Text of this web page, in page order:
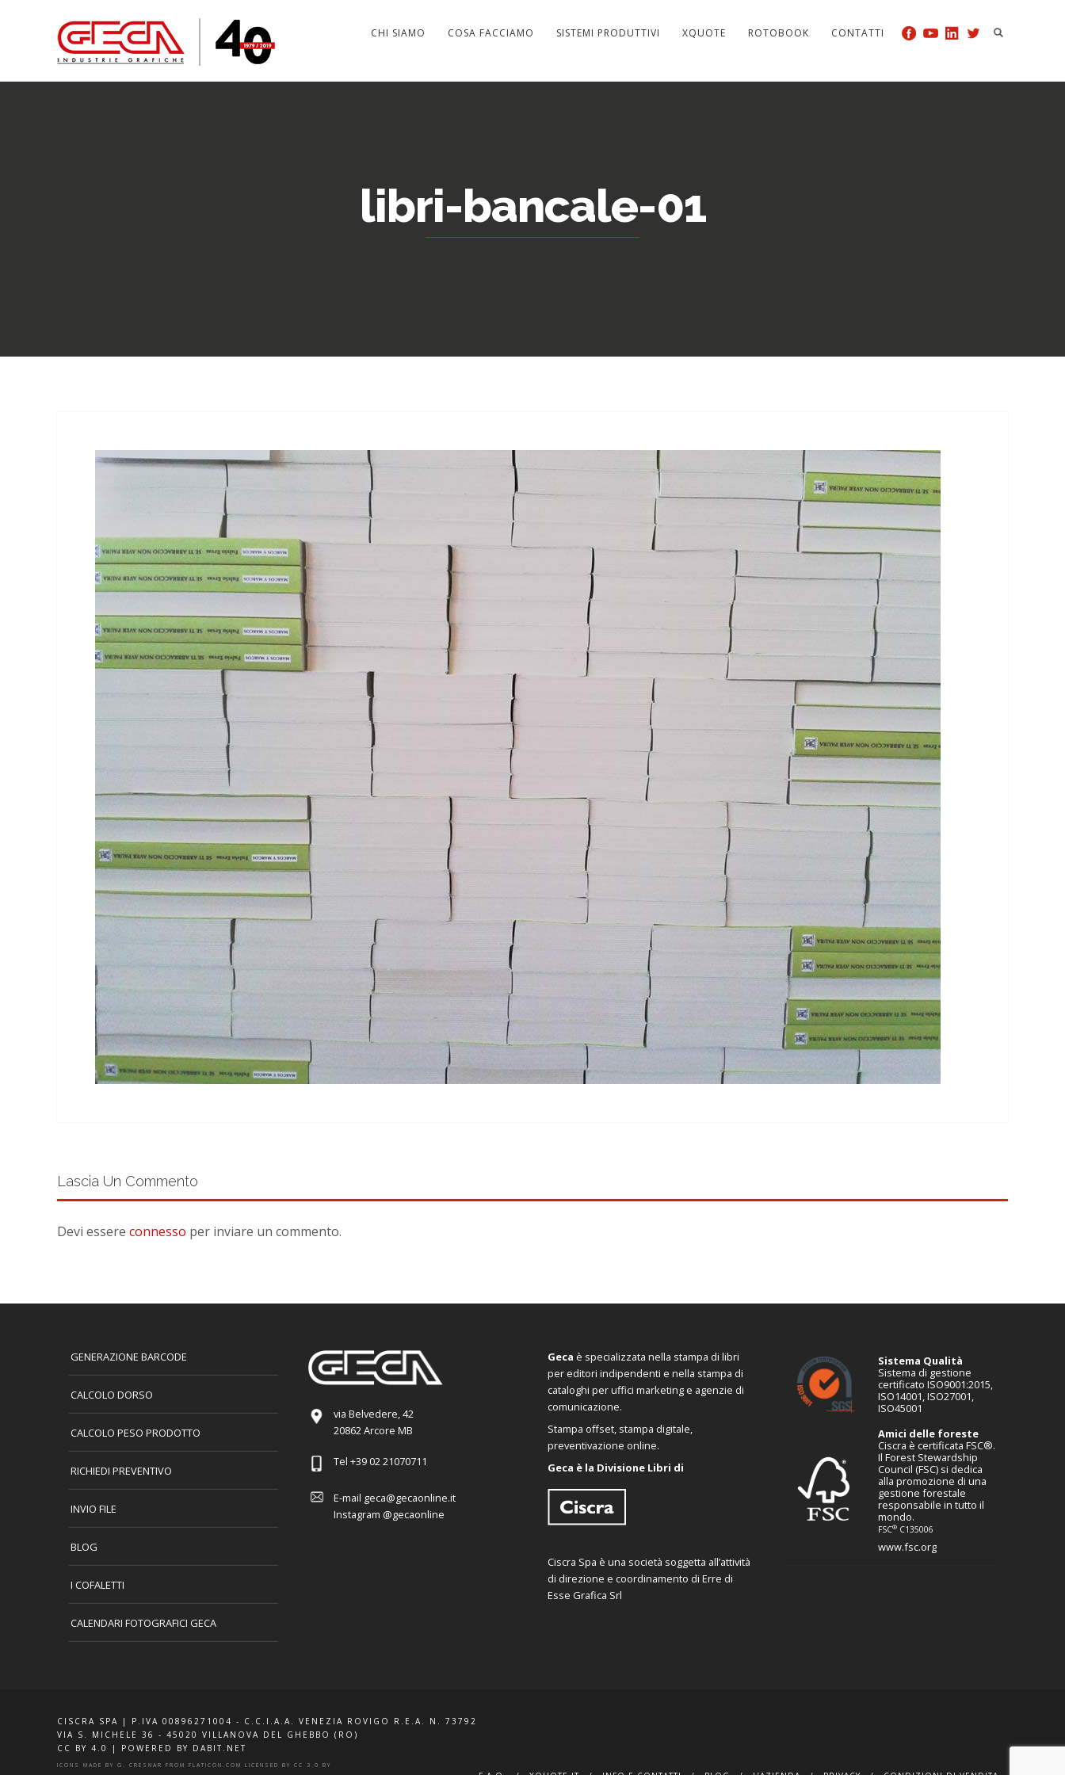
CHI SIAMO COSA FACCIAMO SISTEMI PRODUTTIVI XQUOTE ROTOBOOK CONTATTI
libri-bancale-01
Lascia Un Commento
Devi essere connesso per inviare un commento.
GENERAZIONE BARCODE
CALCOLO DORSO
CALCOLO PESO PRODOTTO
RICHIEDI PREVENTIVO
INVIO FILE
BLOG
I COFALETTI
CALENDARI FOTOGRAFICI GECA
via Belvedere, 42
20862 Arcore MB
Tel +39 02 21070711
E-mail geca@gecaonline.it
Instagram @gecaonline
Geca è specializzata nella stampa di libri
per editori indipendenti e nella stampa di
cataloghi per uffici marketing e agenzie di
comunicazione.
Stampa offset, stampa digitale,
preventivazione online.
Geca è la Divisione Libri di
Ciscra Spa è una società soggetta all’attività
di direzione e coordinamento di Erre di
Esse Grafica Srl
Sistema Qualità
Sistema di gestione
certificato ISO9001:2015,
ISO14001, ISO27001,
ISO45001
Amici delle foreste
Ciscra è certificata FSC®.
Il Forest Stewardship
Council (FSC) si dedica
alla promozione di una
gestione forestale
responsabile in tutto il
mondo.
FSC®C135006
www.fsc.org
CISCRA SPA | P.IVA 00896271004 - C.C.I.A.A. VENEZIA ROVIGO R.E.A. N. 73792
VIA S. MICHELE 36 - 45020 VILLANOVA DEL GHEBBO (RO)
CC BY 4.0
| POWERED BY DABIT.NET
ICONS MADE BY G. CRESNAR FROM FLATICON.COM LICENSED BY CC 3.0 BY